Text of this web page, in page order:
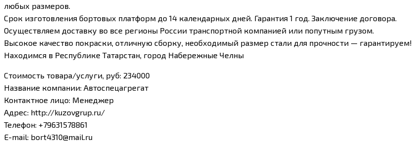
любых размеров.
Срок изготовления бортовых платформ до 14 календарных дней. Гарантия 1 год. Заключение договора.
Осуществляем доставку во все регионы России транспортной компанией или попутным грузом.
Высокое качество покраски, отличную сборку, необходимый размер стали для прочности — гарантируем!
Находимся в Республике Татарстан, город Набережные Челны
Стоимость товара/услуги, руб: 234000
Название компании: Автоспецагрегат
Контактное лицо: Менеджер
Адрес: http://kuzovgrup.ru/
Телефон: +79631578861
E-mail: bort4310@mail.ru